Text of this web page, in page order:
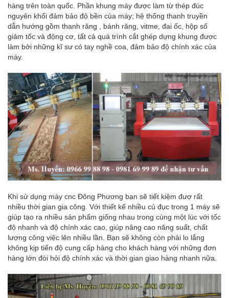
hàng trên toàn quốc. Phần khung máy được làm từ thép đúc
nguyên khối đảm bảo độ bền của máy; hệ thống thanh truyền
dẫn hướng gồm thanh răng , bánh răng, vitme, đai ốc, hộp số
giảm tốc và động cơ, tất cả quá trình cắt ghép dựng khung được
làm bởi những kĩ sư có tay nghề coa, đảm bảo độ chính xác của
máy.
Khi sử dụng máy cnc Đông Phương bạn sẽ tiết kiệm đượ rất
nhiều thời gian gia công. Với thiết kế nhiều củ đục trong 1 máy sẽ
giúp tạo ra nhiều sản phẩm giống nhau trong cùng một lúc với tốc
độ nhanh và độ chính xác cao, giúp nâng cao năng suất, chất
lượng công việc lên nhiều lần. Bạn sẽ không còn phải lo lắng
không kịp tiến độ cung cấp hàng cho khách hàng với những đơn
hàng lớn đòi hỏi độ chính xác và thời gian giao hàng nhanh nữa.